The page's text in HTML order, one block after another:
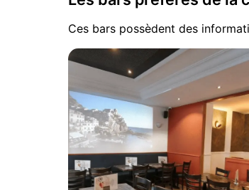
Ces bars possèdent des